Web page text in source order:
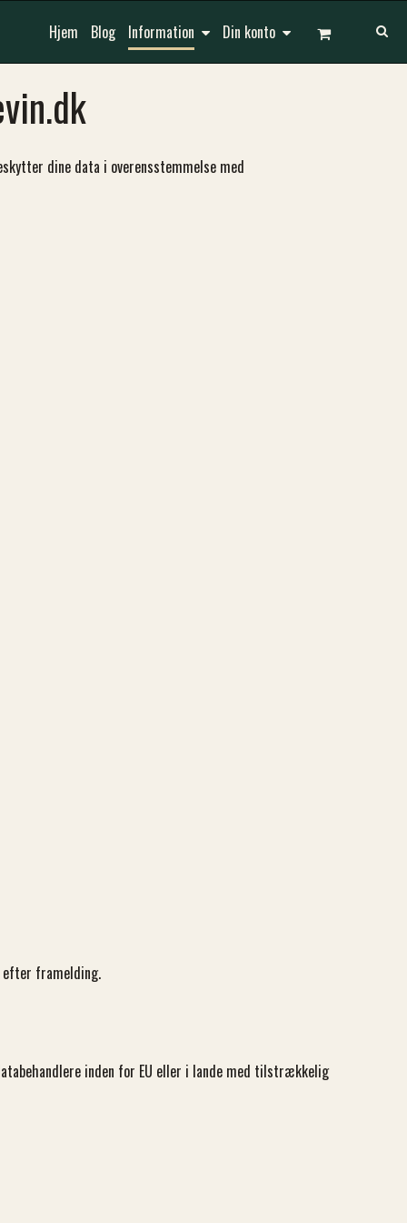
Hjem Blog Information Din konto
dine data i overensstemmelse med
efter framelding.
inden for EU eller i lande med tilstrækkelig